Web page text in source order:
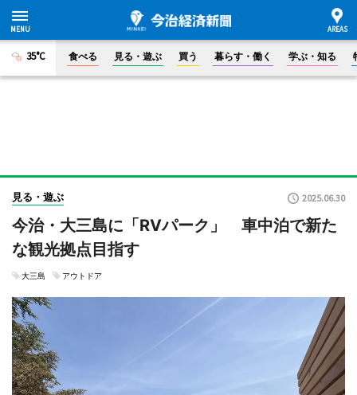
35°C 食べる 見る・遊ぶ 買う 暮らす・働く 学ぶ・知る
見る・遊ぶ 2025.06.30
今治・大三島に「RVパーク」 車中泊で新た
な観光拠点目指す
大三島 アウトドア